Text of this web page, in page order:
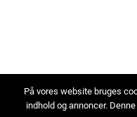
På vores website bruges
indhold og annoncer.